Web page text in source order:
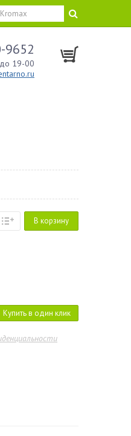
9652
19-00
В корзину
Купить в один клик